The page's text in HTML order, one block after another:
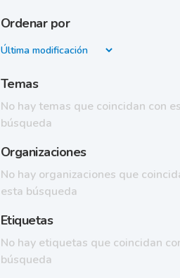
Ordenar por
Temas
No hay temas que coincidan con
búsqueda
Organizaciones
No hay organizaciones que
esta búsqueda
Etiquetas
No hay etiquetas que coincidan
búsqueda